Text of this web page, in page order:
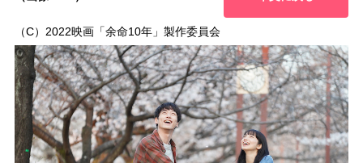
（C）2022映画「余命10年」製作委員会